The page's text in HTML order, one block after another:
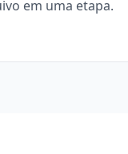
em uma etapa.